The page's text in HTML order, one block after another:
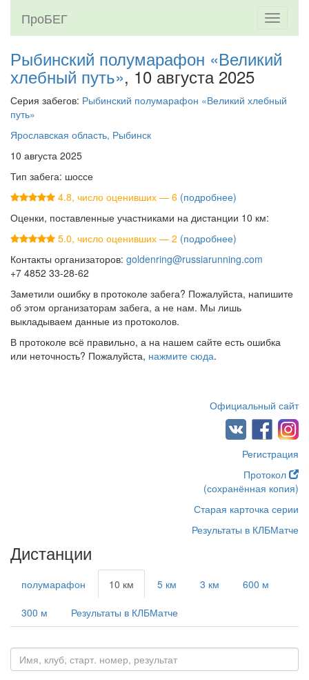
Toggle
ПроБЕГ
Рыбинский полумарафон «Великий
хлебный путь», 10 августа 2025
Серия забегов: Рыбинский полумарафон «Великий хлебный
путь»
Ярославская область, Рыбинск
10 августа 2025
Тип забега: шоссе
4.8, число оценивших — 6 (подробнее)
Оценки, поставленные участниками на дистанции 10 км:
5.0, число оценивших — 2 (подробнее)
Контакты организаторов: goldenring@russiarunning.com
+7 4852 33-28-62
Заметили ошибку в протоколе забега? Пожалуйста, напишите
об этом организаторам забега, а не нам. Мы лишь
выкладываем данные из протоколов.
В протоколе всё правильно, а на нашем сайте есть ошибка
или неточность? Пожалуйста, нажмите сюда.
Официальный сайт
Регистрация
Протокол
(сохранённая копия)
Старая карточка серии
Результаты в КЛБМатче
Дистанции
полумарафон 10 км 5 км 3 км 600 м
300 м Результаты в КЛБМатче